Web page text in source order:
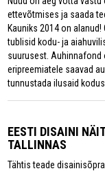
ettevõtmises ja saada
Kauniks 2014 on
tublisid kodu- ja
suurusest. Auhinnafond
eripreemiatele saavad
tunnustada ilusaid
EESTI DISAINI
TALLINNAS
Tähtis teade